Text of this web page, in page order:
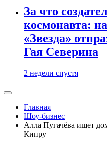
За что
космонавта:
«Звезда»
Гая Северина
2 недели спустя
Главная
Шоу-бизнес
Алла Пугачёва ищет
Кипру